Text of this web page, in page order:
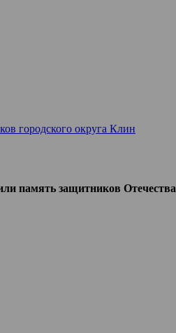
городского округа Клин
память защитников Отечества